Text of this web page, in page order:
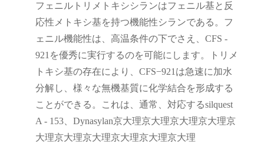
フェニルトリメトキシシランはフェニル基と反
応性メトキシ基を持つ機能性シランである。フ
ェニル機能性は、高温条件の下でさえ、CFS -
921を優秀に実行するのを可能にします。トリメ
トキシ基の存在により、CFS−921は急速に加水
分解し、様々な無機基質に化学結合を形成する
ことができる。これは、通常、対応するsilquest
A - 153、Dynasylan京大理京大理京大理京大理京
大理京大理京大理京大理京大理京大理